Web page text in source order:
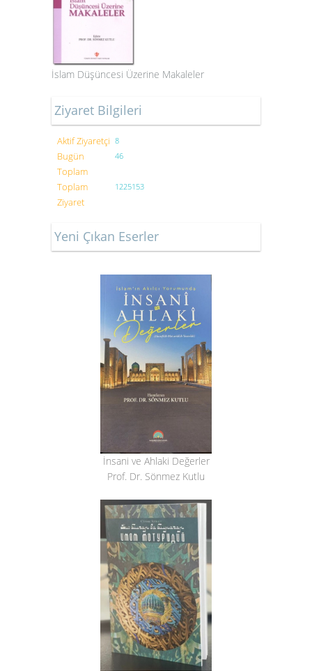
İslam Düşüncesi Üzerine Makaleler
Ziyaret Bilgileri
Aktif Ziyaretçi 8
Bugün
Toplam
46
Toplam
Ziyaret
1225153
Yeni Çıkan Eserler
İnsani ve Ahlaki Değerler
Prof. Dr. Sönmez Kutlu